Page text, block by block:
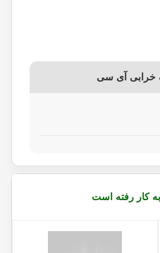
خرابی آی سی
کار رفته است